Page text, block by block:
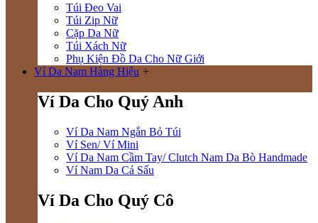
Túi Đeo Vai
Túi Zip Nữ
Cặp Da Nữ
Túi Xách Nữ
Phụ Kiện Đồ Da Cho Nữ Giới
Ví Da Nam Hàng Hiệu +
Ví Da Cho Quý Anh
Ví Da Nam Ngắn Bỏ Túi
Ví Sen/ Ví Mini
Ví Da Nam Cầm Tay/ Clutch Nam Da Bò Handmade
Ví Nam Da Cá Sấu
Ví Da Cho Quý Cô